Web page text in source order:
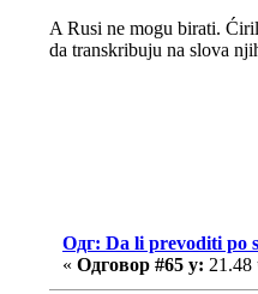
A Rusi ne mogu birati.
da transkribuju na slova
Одг: Da li prevoditi po
« Одговор #65 у: 21.48